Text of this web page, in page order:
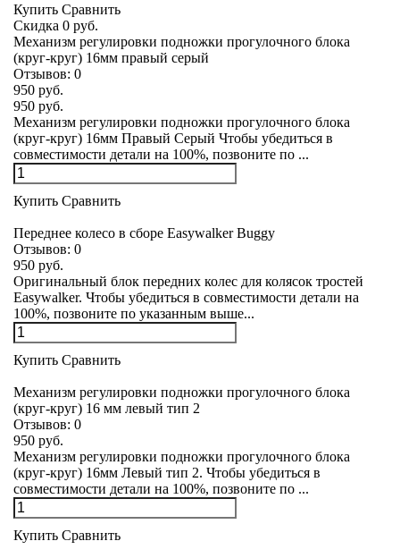
Купить Сравнить
Скидка 0 руб.
Механизм регулировки подножки прогулочного блока
(круг-круг) 16мм правый серый
Отзывов: 0
950 руб.
950 руб.
Механизм регулировки подножки прогулочного блока
(круг-круг) 16мм Правый Серый Чтобы убедиться в
совместимости детали на 100%, позвоните по ...
Купить Сравнить
Переднее колесо в сборе Easywalker Buggy
Отзывов: 0
950 руб.
Оригинальный блок передних колес для колясок тростей
Easywalker. Чтобы убедиться в совместимости детали на
100%, позвоните по указанным выше...
Купить Сравнить
Механизм регулировки подножки прогулочного блока
(круг-круг) 16 мм левый тип 2
Отзывов: 0
950 руб.
Механизм регулировки подножки прогулочного блока
(круг-круг) 16мм Левый тип 2. Чтобы убедиться в
совместимости детали на 100%, позвоните по ...
Купить Сравнить